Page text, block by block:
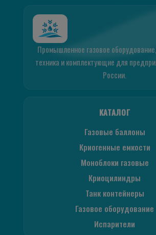
Промышленное газовое
техника и комплектующие для
России.
КАТАЛОГ
Газовые баллоны
Криогенные емкости
Моноблоки газовые
Криоцилиндры
Танк контейнеры
Газовое оборудование
Испарители